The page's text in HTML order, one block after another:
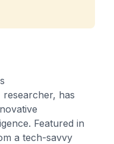
has
Featured in
a tech-savvy